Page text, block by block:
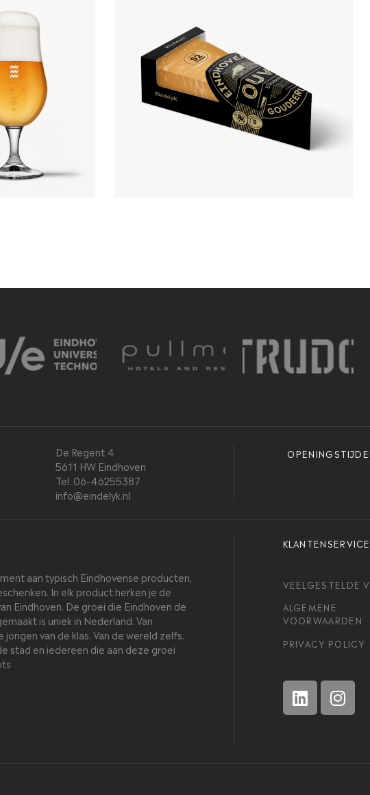
50
EINDHOVENSCH OUWE KAAS
€9,95
De Regent 4
5611 HW Eindhoven
Tel. 06-46255387
info@eindelyk.nl
aan typisch Eindhovense producten,
In elk product herken je de
Eindhoven. De groei die Eindhoven de
is uniek in Nederland. Van
van de klas. Van de wereld zelfs.
stad en iedereen die aan deze groei
KLANTENSERVICE
VEELGESTELDE
ALGEMENE
VOORWAARDEN
PRIVACY POLICY